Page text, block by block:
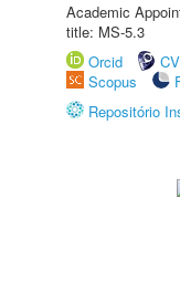
Academic
title: MS-5.3
Orcid
Scopus
Repositório